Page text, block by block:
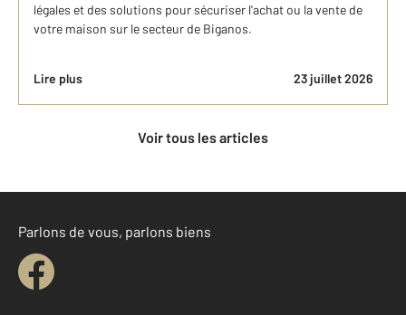
légales et des solutions pour sécuriser l'achat ou la vente de
votre maison sur le secteur de Biganos.
Lire plus 23 juillet 2026
Voir tous les articles
Parlons de vous, parlons biens